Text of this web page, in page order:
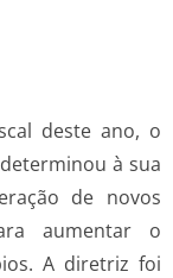
deste ano, o
à sua
de novos
aumentar o
A diretriz foi